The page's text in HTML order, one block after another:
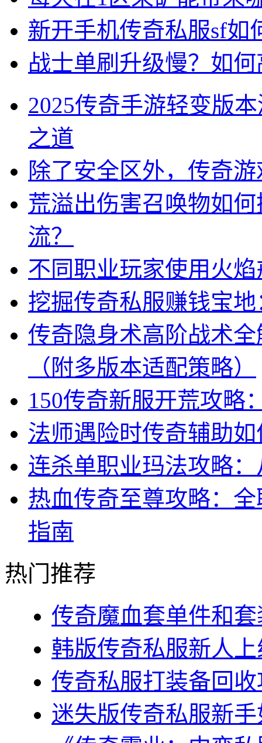
新开手机传奇私服sf如
战士单刷升级慢？如
2025传奇手游轻变版
之道
除了安全区外，传奇
荒溢出伤害召唤物如
流？
不同职业玩家使用火
挖掘传奇私服赚钱宝
传奇隐身术高阶战术
（附多版本适配策略）
150传奇新服开荒攻略
法师遇险时传奇辅助
连杀单职业玛法攻略
热血传奇至尊攻略：
指南
热门推荐
传奇魔血套单件和
韩版传奇私服新人
传奇私服打装备回
迷失版传奇私服新